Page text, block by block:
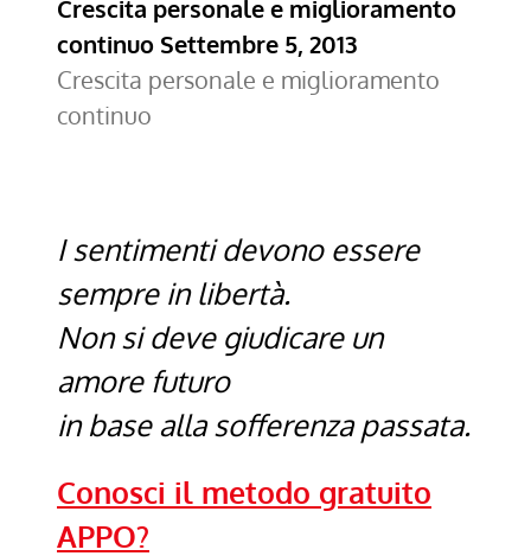
Crescita personale e miglioramento
continuo Settembre 5, 2013
Crescita personale e miglioramento
continuo
I sentimenti devono essere
sempre in libertà.
Non si deve giudicare un
amore futuro
in base alla sofferenza passata.
Conosci il metodo gratuito
APPO?